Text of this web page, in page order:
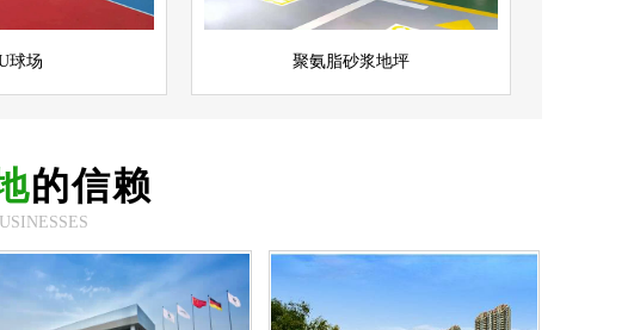
球场 聚氨脂砂浆地坪
的信赖